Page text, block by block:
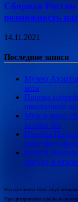
Сборная
возможность
14.11.2021
Последние записи
Музею
кота
Попова
школьников
Муж и жена
за пять лет
Наталья
фоне фаст-
Николь
фигуру в
На сайте могут быть
При цитировании ссылка на